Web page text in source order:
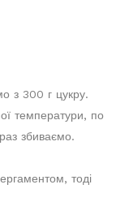
з 300 г цукру.
температури, по
збиваємо.
тоді